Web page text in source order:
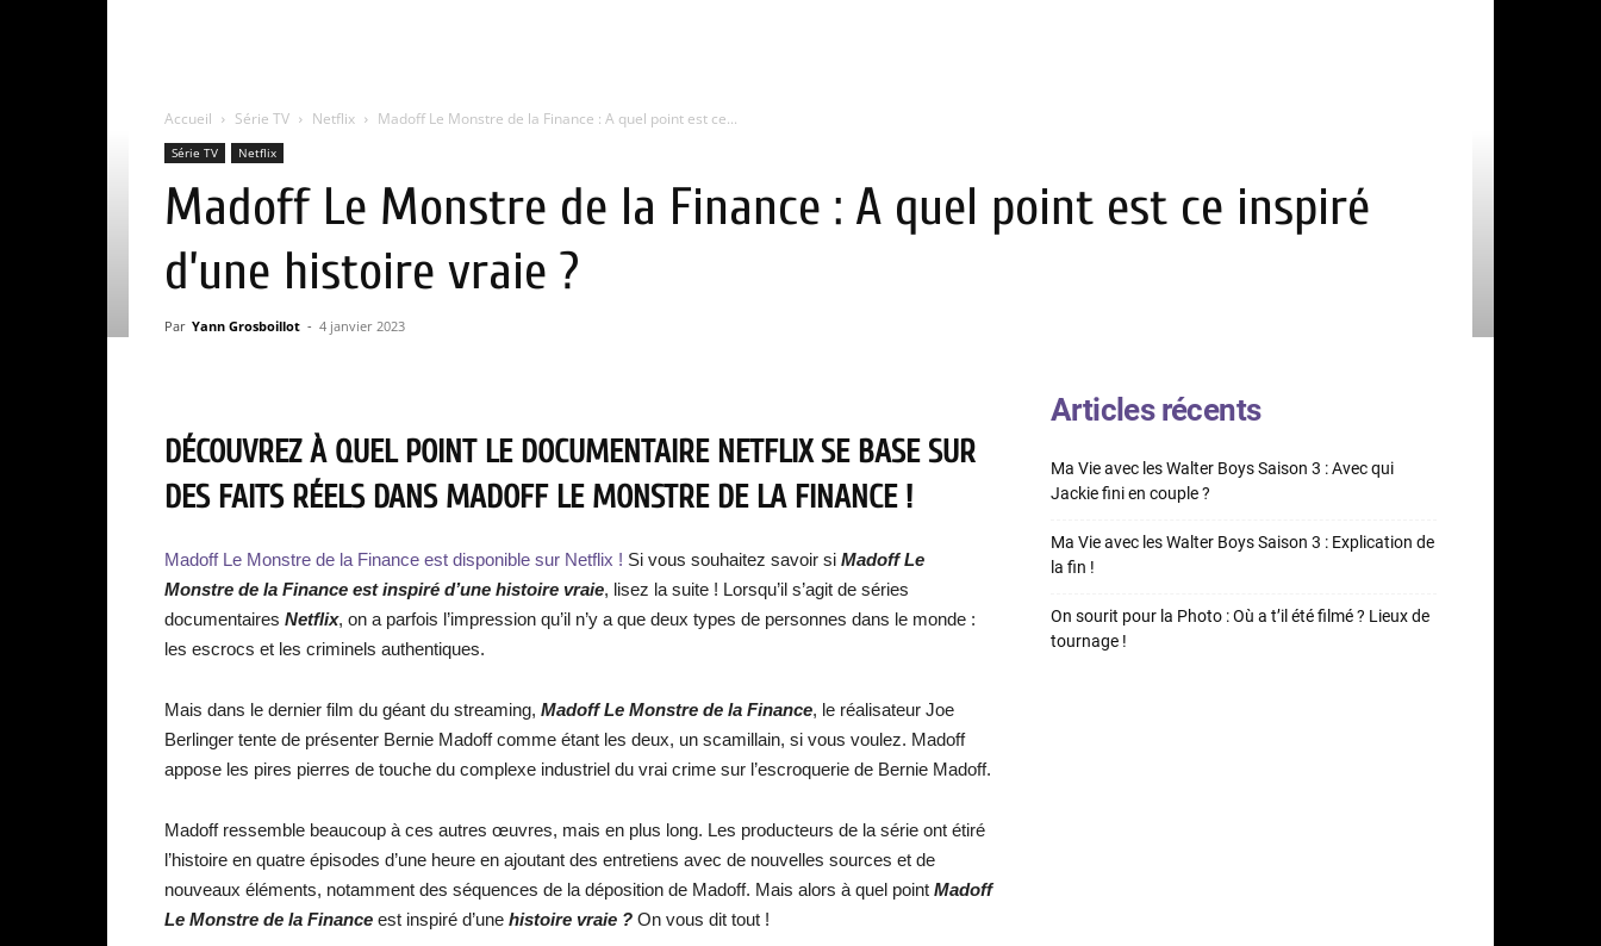
Accueil Série TV Netflix Madoff Le Monstre de la Finance : A quel point est ce...
Série TV Netflix
Madoff Le Monstre de la Finance : A quel point est ce inspiré
d’une histoire vraie ?
Par Yann Grosboillot - 4 janvier 2023
DÉCOUVREZ À QUEL POINT LE DOCUMENTAIRE NETFLIX SE BASE SUR
DES FAITS RÉELS DANS MADOFF LE MONSTRE DE LA FINANCE !
Madoff Le Monstre de la Finance est disponible sur Netflix ! Si vous souhaitez savoir si Madoff Le
Monstre de la Finance est inspiré d’une histoire vraie, lisez la suite ! Lorsqu’il s’agit de séries
documentaires Netflix, on a parfois l’impression qu’il n’y a que deux types de personnes dans le monde :
les escrocs et les criminels authentiques.
Mais dans le dernier film du géant du streaming, Madoff Le Monstre de la Finance, le réalisateur Joe
Berlinger tente de présenter Bernie Madoff comme étant les deux, un scamillain, si vous voulez. Madoff
appose les pires pierres de touche du complexe industriel du vrai crime sur l’escroquerie de Bernie Madoff.
Madoff ressemble beaucoup à ces autres œuvres, mais en plus long. Les producteurs de la série ont étiré
l’histoire en quatre épisodes d’une heure en ajoutant des entretiens avec de nouvelles sources et de
nouveaux éléments, notamment des séquences de la déposition de Madoff. Mais alors à quel point Madoff
Le Monstre de la Finance est inspiré d’une histoire vraie ? On vous dit tout !
Articles récents
Ma Vie avec les Walter Boys Saison 3 : Avec qui
Jackie fini en couple ?
Ma Vie avec les Walter Boys Saison 3 : Explication de
la fin !
On sourit pour la Photo : Où a t’il été filmé ? Lieux de
tournage !